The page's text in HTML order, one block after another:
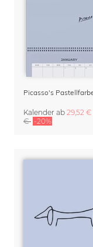
Kalender ab 29,52 €
€ -20%